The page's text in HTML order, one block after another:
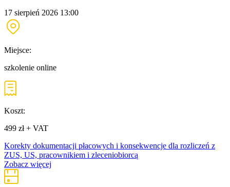
17 sierpień 2026 13:00
Miejsce:
szkolenie online
Koszt:
499 zł + VAT
Korekty dokumentacji płacowych i konsekwencje dla rozliczeń z
ZUS, US, pracownikiem i zleceniobiorcą
Zobacz więcej